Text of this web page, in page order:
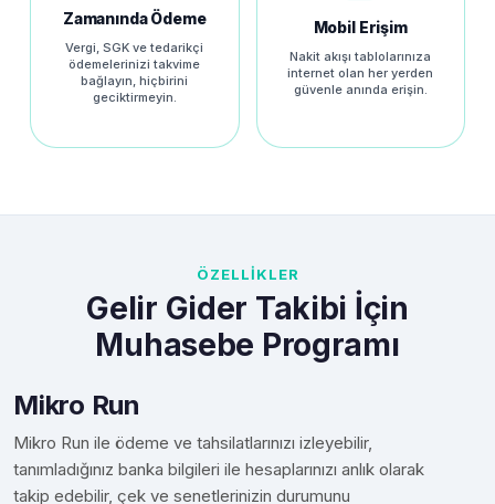
Zamanında Ödeme
Vergi, SGK ve tedarikçi
ödemelerinizi takvime
bağlayın, hiçbirini
geciktirmeyin.
Mobil Erişim
Nakit akışı tablolarınıza
internet olan her yerden
güvenle anında erişin.
ÖZELLİKLER
Gelir Gider Takibi İçin
Muhasebe Programı
Mikro Run
Mikro Run ile ödeme ve tahsilatlarınızı izleyebilir,
tanımladığınız banka bilgileri ile hesaplarınızı anlık olarak
takip edebilir, çek ve senetlerinizin durumunu